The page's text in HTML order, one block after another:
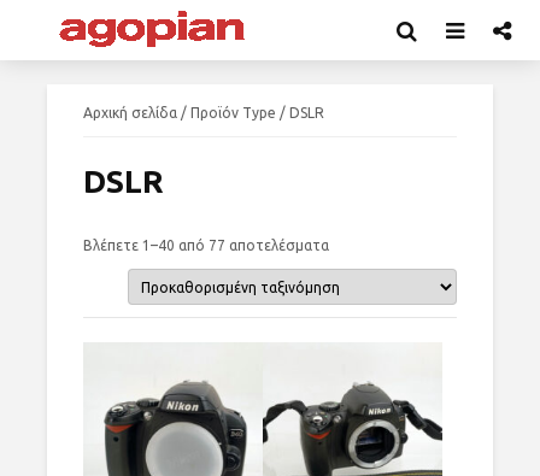
Αρχική σελίδα / Προϊόν Type / DSLR
DSLR
Βλέπετε 1–40 από 77 αποτελέσματα